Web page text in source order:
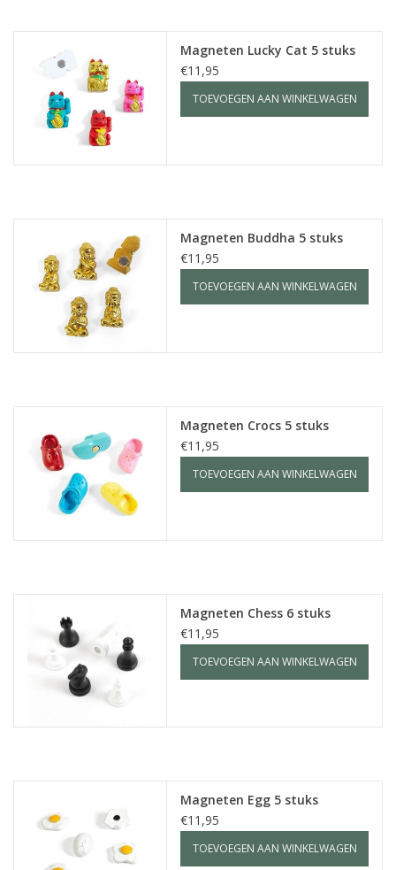
Magneten Lucky Cat 5 stuks
€11,95
TOEVOEGEN AAN WINKELWAGEN
Magneten Buddha 5 stuks
€11,95
TOEVOEGEN AAN WINKELWAGEN
Magneten Crocs 5 stuks
€11,95
TOEVOEGEN AAN WINKELWAGEN
Magneten Chess 6 stuks
€11,95
TOEVOEGEN AAN WINKELWAGEN
Magneten Egg 5 stuks
€11,95
TOEVOEGEN AAN WINKELWAGEN